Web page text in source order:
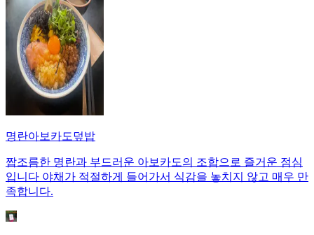
명란아보카도덮밥
짭조름한 명란과 부드러운 아보카도의 조합으로 즐거운 점심
입니다 야채가 적절하게 들어가서 식감을 놓치지 않고 매우 만
족합니다.